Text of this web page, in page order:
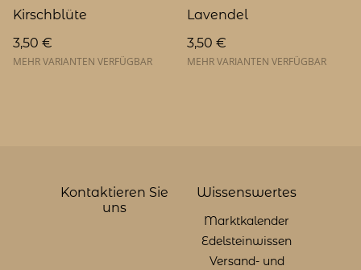
Kirschblüte
3,50 €
MEHR VARIANTEN VERFÜGBAR
Lavendel
3,50 €
MEHR VARIANTEN VERFÜGBAR
Kontaktieren Sie
uns
Wissenswertes
Marktkalender
Edelsteinwissen
Versand- und